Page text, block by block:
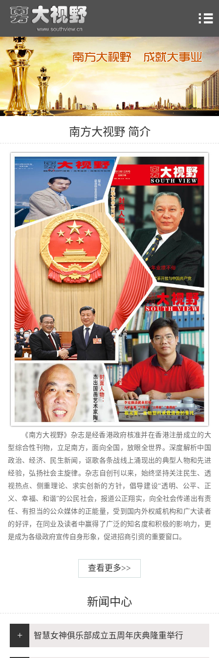
南方大视野 简介
《南方大视野》杂志是经香港政府核准并在香港注册成立的大
型综合性刊物，立足南方，面向全国，放眼全世界。深度解析中国
政治、经济、民生新闻，讴歌各条战线上涌现出的典型人物和先进
经验，弘扬社会主旋律。杂志自创刊以来，始终坚持关注民生、透
视热点、侧重理论、求实创新的方针，倡导建设“透明、公平、正
义、幸福、和谐”的公民社会，报道公正翔实，向全社会传递出有责
任、有担当的公众媒体的正能量，受到国内外权威机构和广大读者
的好评，在同业及读者中赢得了广泛的知名度和积极的影响力，更
是成为各级政府宣传自身形象，促进招商引资的重要窗口。
查看更多>>
新闻中心
+ 智慧女神俱乐部成立五周年庆典隆重举行